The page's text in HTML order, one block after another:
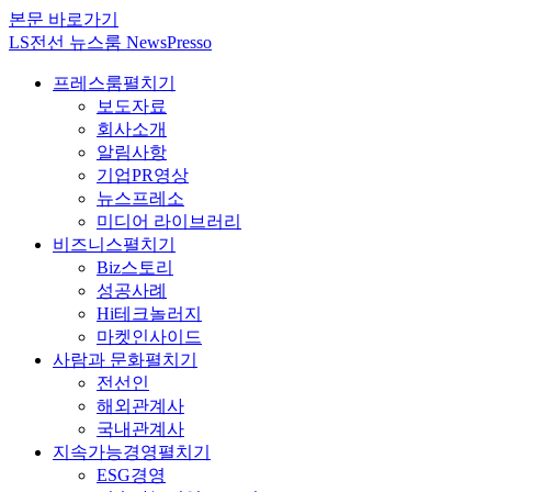
본문 바로가기
LS전선 뉴스룸 NewsPresso
프레스룸펼치기
보도자료
회사소개
알림사항
기업PR영상
뉴스프레소
미디어 라이브러리
비즈니스펼치기
Biz스토리
성공사례
Hi테크놀러지
마켓인사이드
사람과 문화펼치기
전선인
해외관계사
국내관계사
지속가능경영펼치기
ESG경영